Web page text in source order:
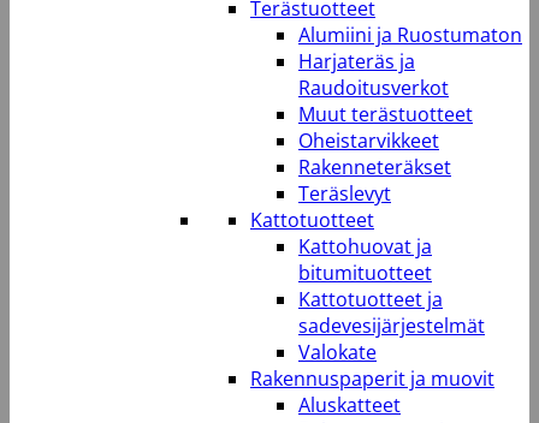
Terästuotteet
Alumiini ja Ruostumaton
Harjateräs ja
Raudoitusverkot
Muut terästuotteet
Oheistarvikkeet
Rakenneteräkset
Teräslevyt
Kattotuotteet
Kattohuovat ja
bitumituotteet
Kattotuotteet ja
sadevesijärjestelmät
Valokate
Rakennuspaperit ja muovit
Aluskatteet